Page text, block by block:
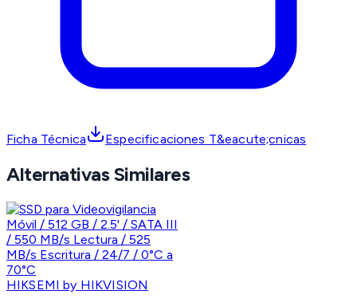
Ficha Técnica Especificaciones T&eacute;cnicas
Alternativas Similares
HIKSEMI by HIKVISION